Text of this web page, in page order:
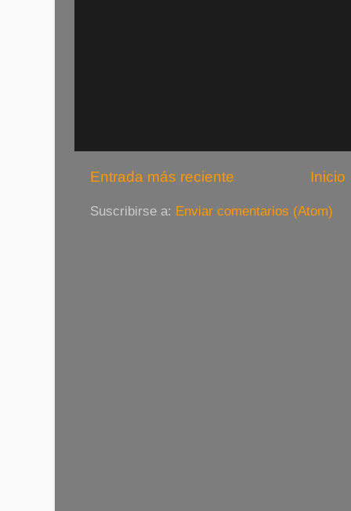
Entrada más reciente Inicio
Suscribirse a: Enviar comentarios (Atom)